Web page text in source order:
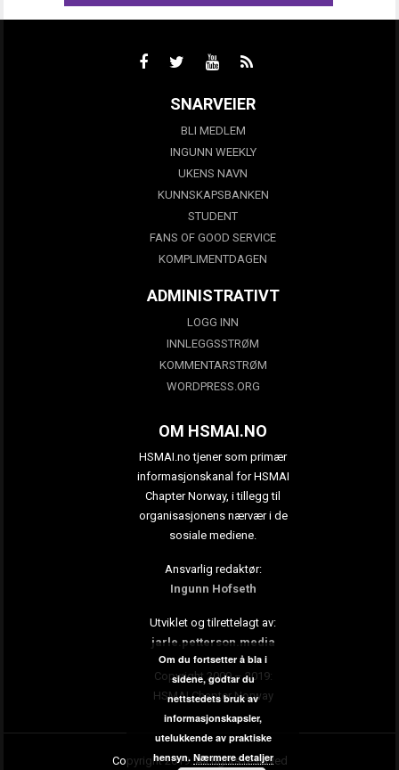
SNARVEIER
BLI MEDLEM
INGUNN WEEKLY
UKENS NAVN
KUNNSKAPSBANKEN
STUDENT
FANS OF GOOD SERVICE
KOMPLIMENTDAGEN
ADMINISTRATIVT
LOGG INN
INNLEGGSSTRØM
KOMMENTARSTRØM
WORDPRESS.ORG
OM HSMAI.NO
HSMAI.no tjener som primær
informasjonskanal for HSMAI
Chapter Norway, i tillegg til
organisasjonens nærvær i de
sosiale mediene.
Ansvarlig redaktør:
Ingunn Hofseth
Utviklet og tilrettelagt av:
jarle.petterson.media
Copyright 2009 – 2019:
HSMAI Chapter Norway
Copyright 2019. All rights reserved
Om du fortsetter å bla i
sidene, godtar du
nettstedets bruk av
informasjonskapsler,
utelukkende av praktiske
hensyn. Nærmere detaljer